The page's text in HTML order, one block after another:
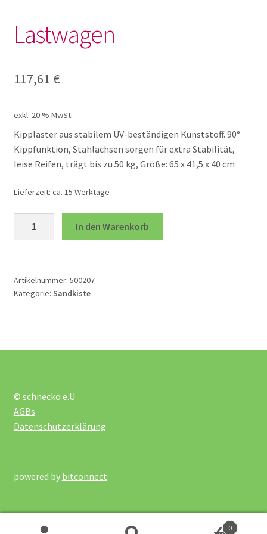
Große Dinge für Drinnen und
Outdoor Küche
Sandkiste
Schmetterling und Co
Wannen und Wasser
Wasserspielsachen
Lastwagen
117,61 €
exkl. 20 % MwSt.
Kipplaster aus stabilem UV-beständigen Kunststoff. 90°
Kippfunktion, Stahlachsen sorgen für extra Stabilität,
leise Reifen, trägt bis zu 50 kg, Größe: 65 x 41,5 x 40 cm
Lieferzeit: ca. 15 Werktage
In den Warenkorb
Artikelnummer: 500207
Kategorie: Sandkiste
© schnecko e.U.
AGBs
Datenschutzerklärung
powered by bitconnect
0